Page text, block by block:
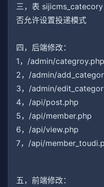
三，表
否允许设置投递模式
四，后端修改：
1，/admin/categroy.php
2，/admin/
3，/admin/
4，/api/post.php
5，/api/member.php
6，/api/view.php
7，/api/
五，前端修改：